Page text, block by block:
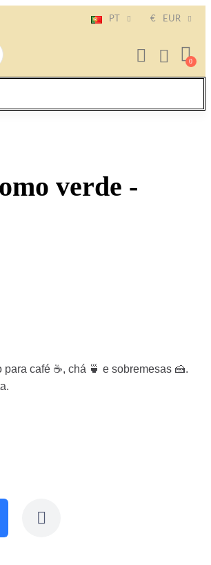
PT € EUR
verde -
café ☕, chá 🍵 e sobremesas 🍰.